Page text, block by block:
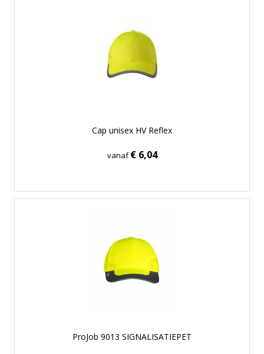
Cap unisex HV Reflex
vanaf€ 6,04
ProJob 9013 SIGNALISATIEPET